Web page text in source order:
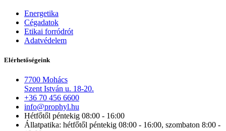
Energetika
Cégadatok
Etikai forródrót
Adatvédelem
Elérhetőségeink
7700 Mohács
Szent István u. 18-20.
+36 70 456 6600
info@prophyl.hu
Hétfőtől péntekig 08:00 - 16:00
Állatpatika: hétfőtől péntekig 08:00 - 16:00, szombaton 8:00 -